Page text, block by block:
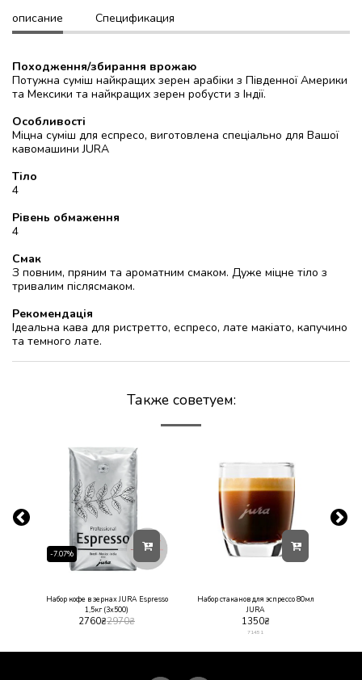
описание Спецификация
Походження/збирання врожаю
Потужна суміш найкращих зерен арабіки з Південної Америки
та Мексики та найкращих зерен робусти з Індії.
Особливості
Міцна суміш для еспресо, виготовлена спеціально для Вашої
кавомашини JURA
Тіло
4
Рівень обмаження
4
Смак
З повним, пряним та ароматним смаком. Дуже міцне тіло з
тривалим післясмаком.
Рекомендація
Ідеальна кава для ристретто, еспресо, лате макіато, капучино
та темного лате.
Также советуем:
-7.07%
Набор кофе в зернах JURA Espresso
1,5кг (3х500)
2970₴
2760₴
Набор стаканов для эспрессо 80мл
JURA
1350₴
71451